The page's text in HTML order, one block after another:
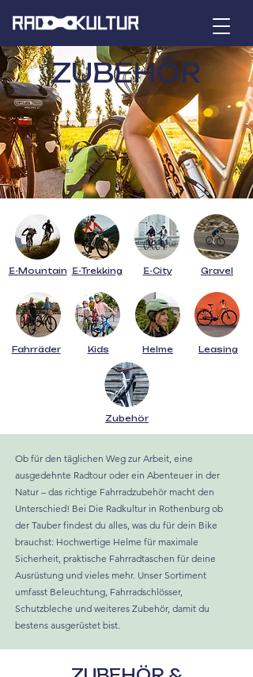
ZUBEHÖR
E-Mountain E-Trekking E-City Gravel
Fahrräder Kids Helme Leasing
Zubehör
Ob für den täglichen Weg zur Arbeit, eine
ausgedehnte Radtour oder ein Abenteuer in der
Natur – das richtige Fahrradzubehör macht den
Unterschied! Bei Die Radkultur in Rothenburg ob
der Tauber findest du alles, was du für dein Bike
brauchst: Hochwertige Helme für maximale
Sicherheit, praktische Fahrradtaschen für deine
Ausrüstung und vieles mehr. Unser Sortiment
umfasst Beleuchtung, Fahrradschlösser,
Schutzbleche und weiteres Zubehör, damit du
bestens ausgerüstet bist.